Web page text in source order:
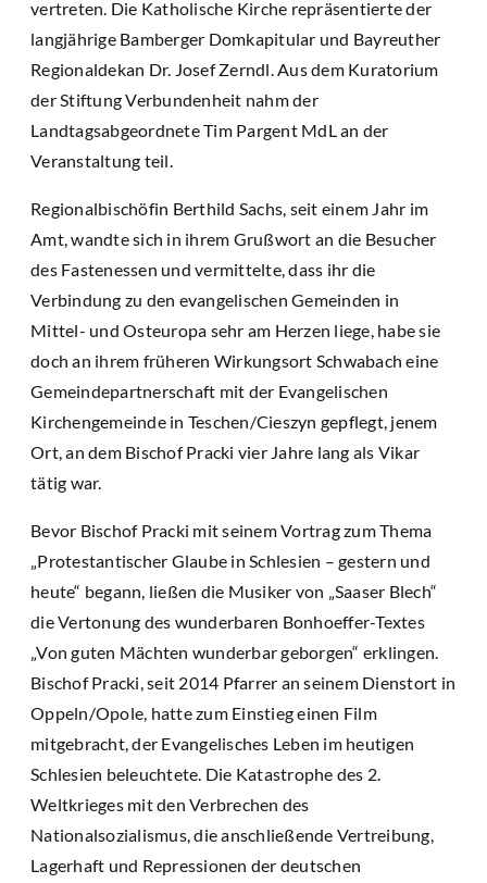
vertreten. Die Katholische Kirche repräsentierte der
langjährige Bamberger Domkapitular und Bayreuther
Regionaldekan Dr. Josef Zerndl. Aus dem Kuratorium
der Stiftung Verbundenheit nahm der
Landtagsabgeordnete Tim Pargent MdL an der
Veranstaltung teil.
Regionalbischöfin Berthild Sachs, seit einem Jahr im
Amt, wandte sich in ihrem Grußwort an die Besucher
des Fastenessen und vermittelte, dass ihr die
Verbindung zu den evangelischen Gemeinden in
Mittel- und Osteuropa sehr am Herzen liege, habe sie
doch an ihrem früheren Wirkungsort Schwabach eine
Gemeindepartnerschaft mit der Evangelischen
Kirchengemeinde in Teschen/Cieszyn gepflegt, jenem
Ort, an dem Bischof Pracki vier Jahre lang als Vikar
tätig war.
Bevor Bischof Pracki mit seinem Vortrag zum Thema
„Protestantischer Glaube in Schlesien – gestern und
heute“ begann, ließen die Musiker von „Saaser Blech“
die Vertonung des wunderbaren Bonhoeffer-Textes
„Von guten Mächten wunderbar geborgen“ erklingen.
Bischof Pracki, seit 2014 Pfarrer an seinem Dienstort in
Oppeln/Opole, hatte zum Einstieg einen Film
mitgebracht, der Evangelisches Leben im heutigen
Schlesien beleuchtete. Die Katastrophe des 2.
Weltkrieges mit den Verbrechen des
Nationalsozialismus, die anschließende Vertreibung,
Lagerhaft und Repressionen der deutschen